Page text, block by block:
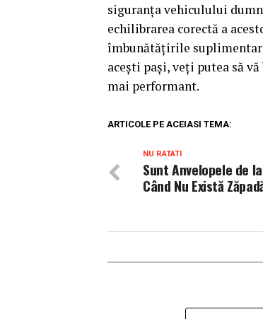
siguranța vehiculului
echilibrarea corectă a
îmbunătățirile
acești pași, veți putea să
mai performant.
ARTICOLE PE ACEIASI TEMA:
NU RATATI
Sunt Anvelopele de
Când Nu Există